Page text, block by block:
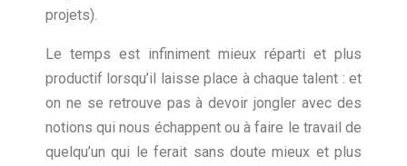
projets).
Le temps est infiniment mieux réparti et plus
productif lorsqu’il laisse place à chaque talent : et
on ne se retrouve pas à devoir jongler avec des
notions qui nous échappent ou à faire le travail de
quelqu’un qui le ferait sans doute mieux et plus